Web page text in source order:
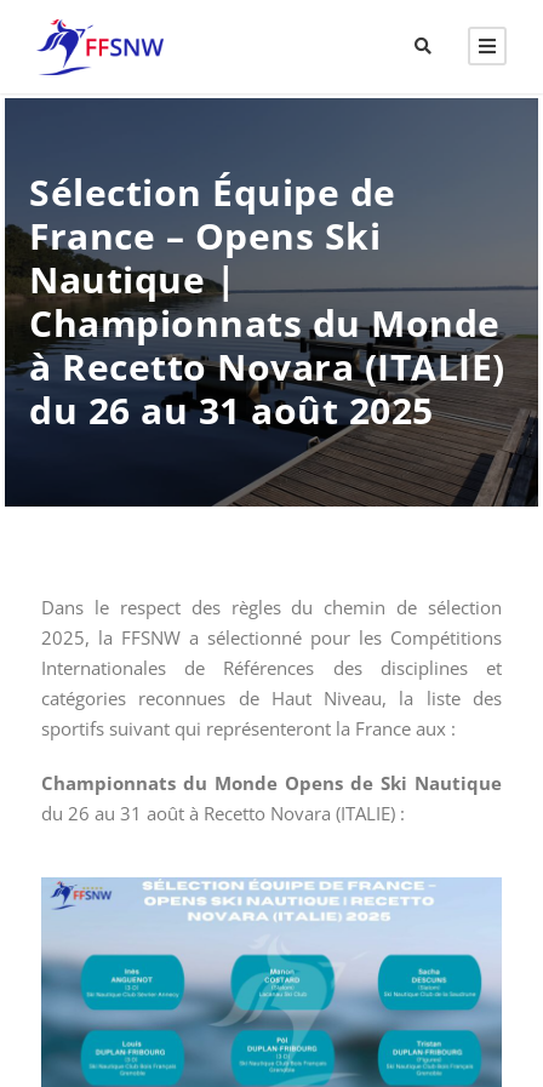
Sélection Équipe de
France – Opens Ski
Nautique |
Championnats du Monde
à Recetto Novara (ITALIE)
du 26 au 31 août 2025
Dans le respect des règles du chemin de sélection
2025, la FFSNW a sélectionné pour les Compétitions
Internationales de Références des disciplines et
catégories reconnues de Haut Niveau, la liste des
sportifs suivant qui représenteront la France aux :
Championnats du Monde Opens de Ski Nautique
du 26 au 31 août à Recetto Novara (ITALIE) :